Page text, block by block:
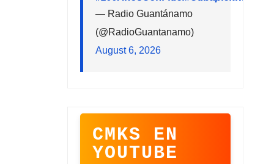
— Radio Guantánamo
(@RadioGuantanamo)
August 6, 2026
CMKS EN
YOUTUBE